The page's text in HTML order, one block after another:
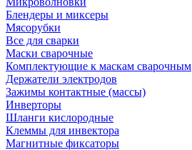
Блендеры и миксеры
Мясорубки
Все для сварки
Маски сварочные
Комплектующие к маскам сварочным
Держатели электродов
Зажимы контактные (массы)
Инверторы
Шланги кислородные
Клеммы для инвектора
Магнитные фиксаторы